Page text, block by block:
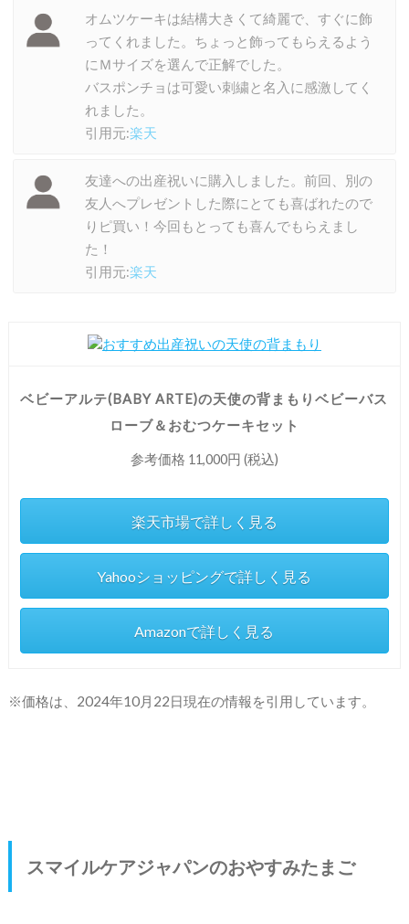
オムツケーキは結構大きくて綺麗で、すぐに飾
ってくれました。ちょっと飾ってもらえるよう
にＭサイズを選んで正解でした。
バスポンチョは可愛い刺繍と名入に感激してく
れました。
引用元:楽天
友達への出産祝いに購入しました。前回、別の
友人へプレゼントした際にとても喜ばれたので
りピ買い！今回もとっても喜んでもらえまし
た！
引用元:楽天
ベビーアルテ(BABY ARTE)の天使の背まもりベビーバス
ローブ＆おむつケーキセット
参考価格 11,000円 (税込)
楽天市場で詳しく見る
Yahooショッピングで詳しく見る
Amazonで詳しく見る
※価格は、2024年10月22日現在の情報を引用しています。
スマイルケアジャパンのおやすみたまご